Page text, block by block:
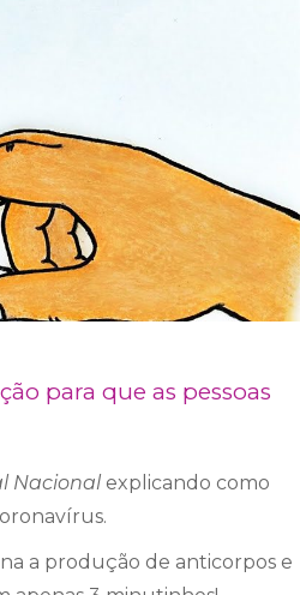
para que as pessoas
Nacionalexplicando como
a produção de anticorpos e